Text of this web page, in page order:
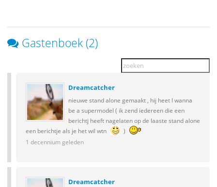
Gastenboek (2)
Dreamcatcher
nieuwe stand alone gemaakt , hij heet I wanna
be a supermodel ( ik zend iedereen die een
berichtj heeft nagelaten op de laaste stand alone
een berichtje als je het wil wtn
)
1 decennium geleden
Dreamcatcher